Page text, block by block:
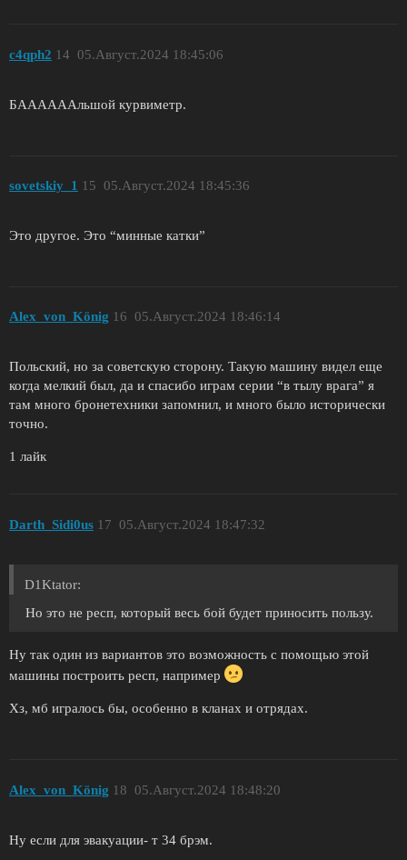
c4qph2 05.Август.2024 18:45:06
14
БААААААльшой курвиметр.
sovetskiy_1 05.Август.2024 18:45:36
15
Это другое. Это “минные катки”
Alex_von_König 05.Август.2024 18:46:14
16
Польский, но за советскую сторону. Такую машину видел еще
когда мелкий был, да и спасибо играм серии “в тылу врага” я
там много бронетехники запомнил, и много было исторически
точно.
1 лайк
Darth_Sidi0us 05.Август.2024 18:47:32
17
D1Ktator:
Но это не респ, который весь бой будет приносить пользу.
Ну так один из вариантов это возможность с помощью этой
машины построить респ, например
Хз, мб игралось бы, особенно в кланах и отрядах.
Alex_von_König 05.Август.2024 18:48:20
18
Ну если для эвакуации- т 34 брэм.